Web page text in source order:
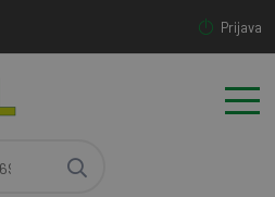
Prijava